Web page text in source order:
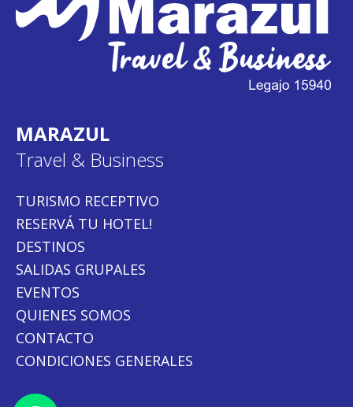
MARAZUL
Travel & Business
TURISMO RECEPTIVO
RESERVÁ TU HOTEL!
DESTINOS
SALIDAS GRUPALES
EVENTOS
QUIENES SOMOS
CONTACTO
CONDICIONES GENERALES